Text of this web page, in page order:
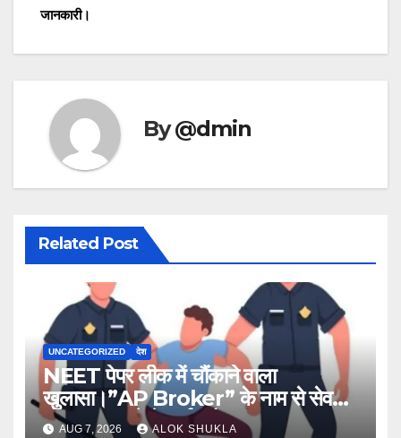
जानकारी।
By@dmin
Related Post
UNCATEGORIZED देश
NEET पेपर लीक में चौंकाने वाला
खुलासा।”AP Broker” के नाम से सेव
नंबर,13राज्य में नेटवर्क और ऑफलाइन क्लास,
AUG 7, 2026 ALOK SHUKLA